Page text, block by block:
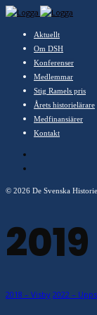
Aktuellt
Om DSH
Konferenser
Medlemmar
Stig Ramels pris
Årets historielärare
Medfinansiärer
Kontakt
© 2026 De Svenska
2018 – Visby 2022 –